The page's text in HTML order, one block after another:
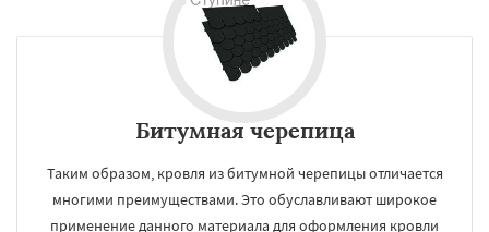
Битумная черепица
Таким образом, кровля из битумной черепицы отличается
многими преимуществами. Это обуславливают широкое
применение данного материала для оформления кровли